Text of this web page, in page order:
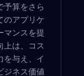
予算をさら
のアプリケ
マンスを提
上は、コス
を与え、イ
ジネス価値